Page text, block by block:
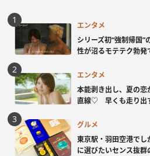
エンタメ
シリーズ初“強制帰国
性が沼るモテテク勃発
エンタメ
本能剥き出し、夏の
直線♡ 早くも走り出
グルメ
東京駅・羽田空港で
に選びたいセンス抜群